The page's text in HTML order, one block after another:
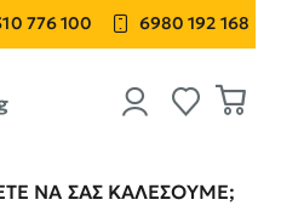
776 100 6980 192 168
ΝΑ ΣΑΣ ΚΑΛΈΣΟΥΜΕ;